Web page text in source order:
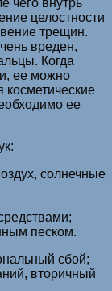
чего внутрь
целостности
трещин.
вреден,
Когда
ее можно
ее
солнечные
песком.
сбой;
вторичный